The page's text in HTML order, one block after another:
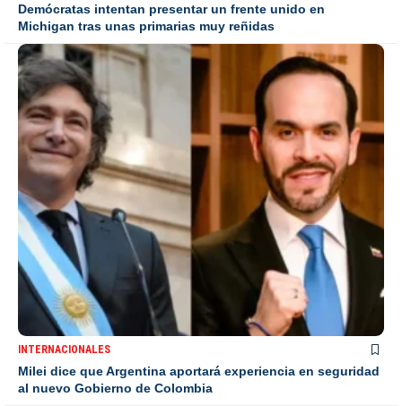
Demócratas intentan presentar un frente unido en
Michigan tras unas primarias muy reñidas
INTERNACIONALES
Milei dice que Argentina aportará experiencia en seguridad
al nuevo Gobierno de Colombia